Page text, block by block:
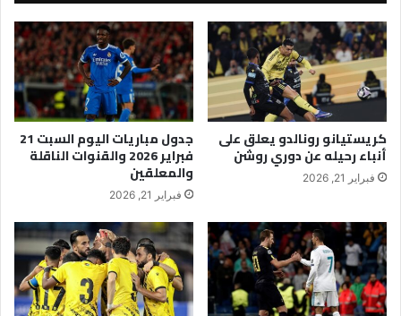
كريستيانو رونالدو يعلق على
أنباء رحيله عن دوري روشن
فبراير 21, 2026
جدول مباريات اليوم السبت 21
فبراير 2026 والقنوات الناقلة
والمعلقين
فبراير 21, 2026